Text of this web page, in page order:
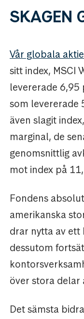
SKAGEN
Vår globala aktie
sitt index, MSCI
levererade
som levererade
även slagit
marginal, de
genomsnittlig
mot index på
Fondens
amerikanska
drar nytta av
dessutom
över stora delar
Det sämsta